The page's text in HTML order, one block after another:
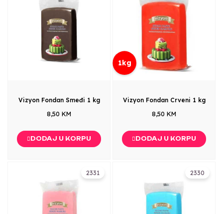
Vizyon Fondan Smeđi 1 kg
8,50 KM
DODAJ U KORPU
1kg
Vizyon Fondan Crveni 1 kg
8,50 KM
DODAJ U KORPU
2331 2330